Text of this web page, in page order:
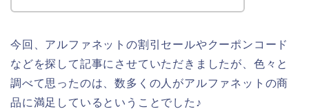
今回、アルファネットの割引セールやクーポンコード
などを探して記事にさせていただきましたが、色々と
調べて思ったのは、数多くの人がアルファネットの商
品に満足しているということでした♪